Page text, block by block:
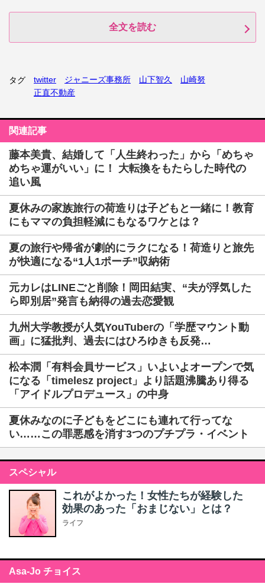
全文を読む
タグ twitter ジャニーズ事務所 山下智久
山崎努
正直不動産
関連記事
藤本美貴、結婚して「人生終わった」から「めちゃ
めちゃ運がいい」に！ 大転換をもたらした時代の
追い風
夏休みの家族旅行の荷造りは子どもと一緒に！教育
にもママの負担軽減にもなるワケとは？
夏の旅行や帰省が劇的にラクになる！荷造りと旅先
が快適になる“1人1ポーチ”収納術
元カレはLINEごと削除！岡田結実、“夫が浮気した
ら即別居”発言も納得の過去恋愛観
九州大学教授が人気YouTuberの「学歴マウント動
画」に猛批判、過去にはひろゆきも反発…
松本潤「有料会員サービス」いよいよオープンで気
になる「timelesz project」より話題沸騰あり得る
「アイドルプロデュース」の中身
夏休みなのに子どもをどこにも連れて行ってな
い……この罪悪感を消す3つのプチプラ・イベント
スペシャル
これがよかった！女性たちが経験した
効果のあった「おまじない」とは？
ライフ
Asa-Jo チョイス